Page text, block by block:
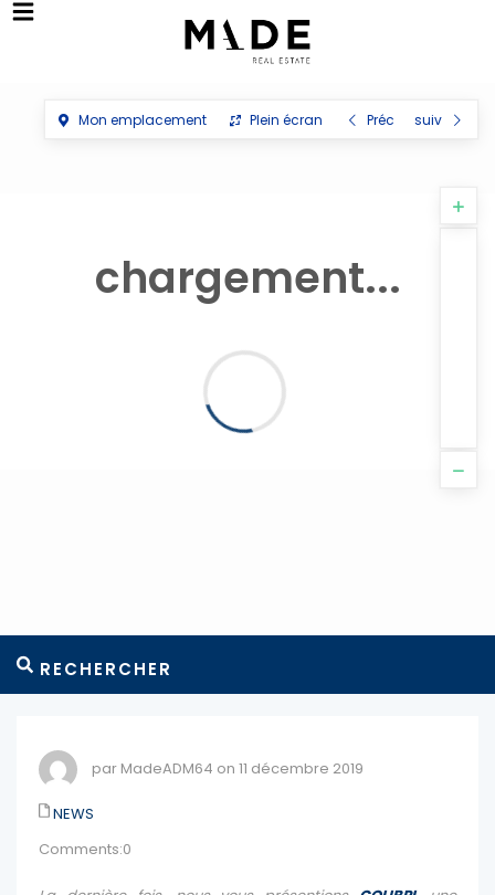
chargement...
Mon emplacement Plein écran Préc suiv
RECHERCHER
par MadeADM64 on 11 décembre 2019
NEWS
Comments:0